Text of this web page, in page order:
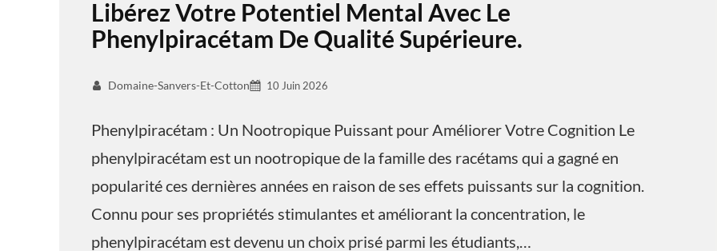
Libérez Votre Potentiel Mental Avec Le
Phenylpiracétam De Qualité Supérieure.
Domaine-Sanvers-Et-Cotton 10 Juin 2026
Phenylpiracétam : Un Nootropique Puissant pour Améliorer Votre Cognition Le
phenylpiracétam est un nootropique de la famille des racétams qui a gagné en
popularité ces dernières années en raison de ses effets puissants sur la cognition.
Connu pour ses propriétés stimulantes et améliorant la concentration, le
phenylpiracétam est devenu un choix prisé parmi les étudiants,…